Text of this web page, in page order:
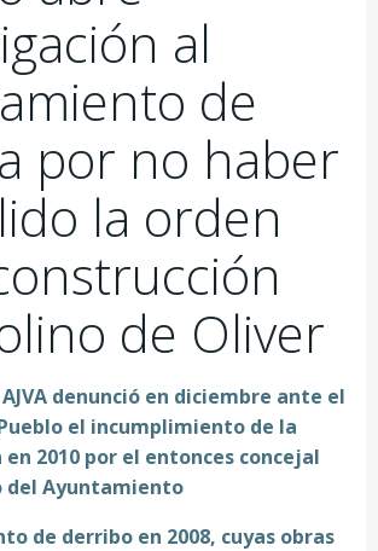
al
de
por no haber
la orden
de Oliver
denunció en diciembre ante el
el incumplimiento de la
2010 por el entonces concejal
del Ayuntamiento
de derribo en 2008, cuyas obras